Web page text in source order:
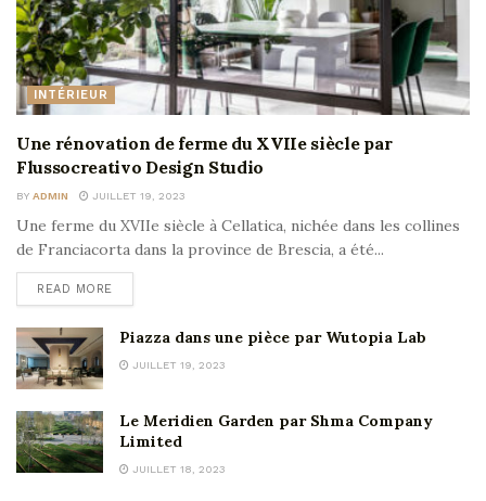
INTÉRIEUR
Une rénovation de ferme du XVIIe siècle par
Flussocreativo Design Studio
BY ADMIN JUILLET 19, 2023
Une ferme du XVIIe siècle à Cellatica, nichée dans les collines
de Franciacorta dans la province de Brescia, a été...
READ MORE
Piazza dans une pièce par Wutopia Lab
JUILLET 19, 2023
Le Meridien Garden par Shma Company
Limited
JUILLET 18, 2023